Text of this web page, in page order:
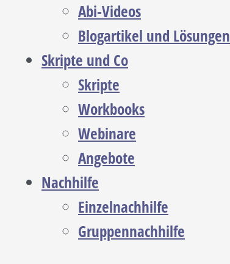
Abi-Videos
Blogartikel und Lösungen
Skripte und Co
Skripte
Workbooks
Webinare
Angebote
Nachhilfe
Einzelnachhilfe
Gruppennachhilfe